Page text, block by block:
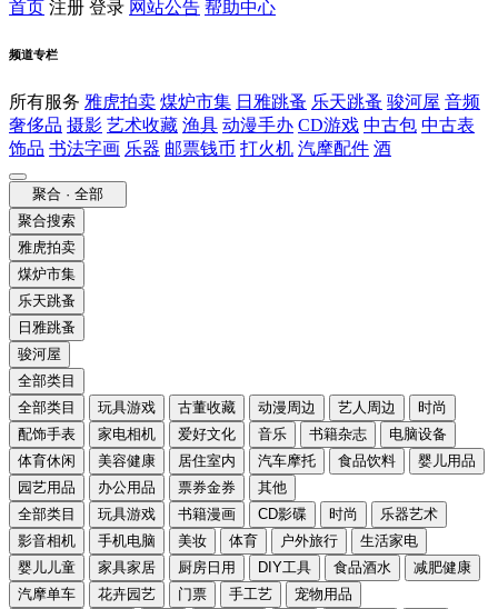
首页 注册 登录 网站公告 帮助中心
频道专栏
所有服务 雅虎拍卖 煤炉市集 日雅跳蚤 乐天跳蚤 骏河屋 音频
奢侈品 摄影 艺术收藏 渔具 动漫手办 CD游戏 中古包 中古表
饰品 书法字画 乐器 邮票钱币 打火机 汽摩配件 酒
聚合 · 全部
聚合搜索
雅虎拍卖
煤炉市集
乐天跳蚤
日雅跳蚤
骏河屋
全部类目
全部类目
玩具游戏 古董收藏 动漫周边 艺人周边
时尚
配饰手表
家电相机 爱好文化 音乐 书籍杂志
电脑设备
体育休闲
美容健康 居住室内 汽车摩托 食品饮料
婴儿用品
园艺用品
办公用品 票券金券
其他
全部类目
玩具游戏 书籍漫画 CD影碟 时尚
乐器艺术
影音相机
手机电脑 美妆 体育 户外旅行
生活家电
婴儿儿童
家具家居 厨房日用 DIY工具 食品酒水
减肥健康
汽摩单车
花卉园艺 门票 手工艺
宠物用品